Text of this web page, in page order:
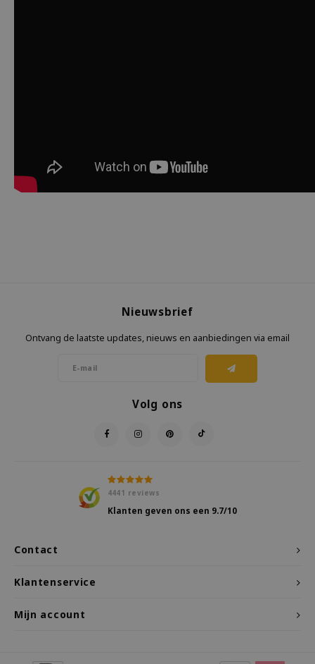
Contact
Nieuwsbrief
Ontvang de laatste updates, nieuws en aanbiedingen via email
Volg ons
4441 reviews
Klanten geven ons een 9.7/10
Klantenservice
Mijn account